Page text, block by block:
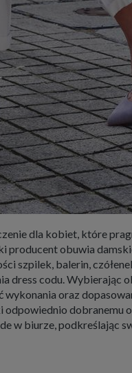
dla kobiet, które
producent obuwia
szpilek, balerin,
dress codu. Wybierając
wykonania oraz
odpowiednio dobranemu
w biurze, podkreślając